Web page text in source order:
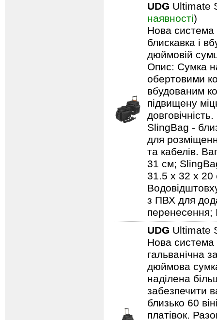
UDG Ultimate
наявності)
Нова система
блискавка і
дюймовій
Опис: Сумка
обертовими
вбудованим
підвищену
SlingBag -
для
та кабелів.
31 см;
31.5 x 32 x 20
з ПВХ для
перенесення;
UDG Ultimate
Нова система
гальванічна
дюймова
наділена
забезпечити
близько 60
платівок.